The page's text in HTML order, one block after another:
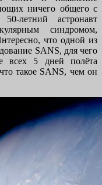
ничего общего с
летний астронавт
синдромом,
что одной из
SANS, для чего
всех 5 дней полёта
такое SANS, чем он